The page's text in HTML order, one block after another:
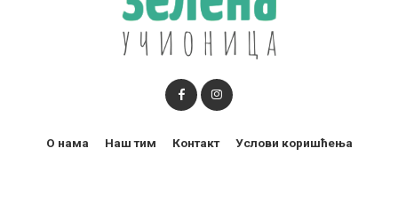
О нама Наш тим Контакт Услови коришћења